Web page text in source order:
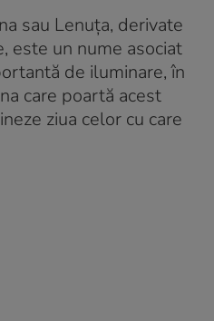
sau Lenuța, derivate
este un nume asociat
de iluminare, în
care poartă acest
ziua celor cu care